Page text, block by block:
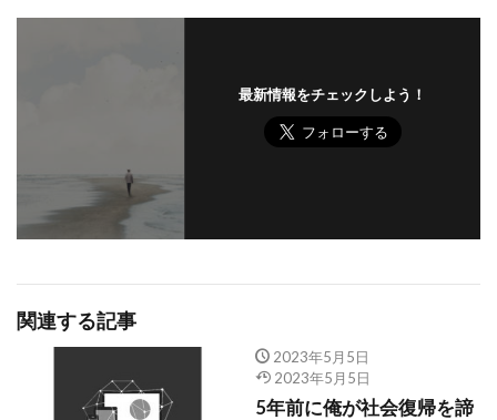
最新情報をチェックしよう！
関連する記事
2023年5月5日
2023年5月5日
5年前に俺が社会復帰を諦